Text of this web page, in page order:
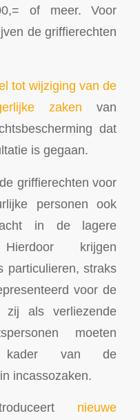
of meer. Voor
de griffierechten
tot wijziging van de
zaken van
dat
is gegaan.
griffierechten voor
personen ook
in de lagere
Hierdoor krijgen
particulieren, straks
voor de
zij als verliezende
moeten
van de
in incassozaken.
nieuwe